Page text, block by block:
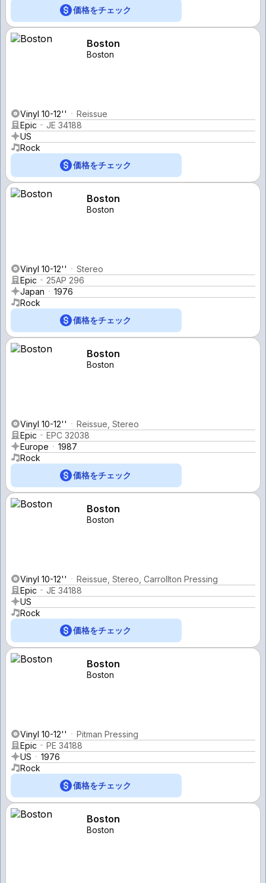
価格をチェック
Boston
Boston
Vinyl 10-12''
Reissue
Epic
JE 34188
US
Rock
価格をチェック
Boston
Boston
Vinyl 10-12''
Stereo
Epic
25AP 296
Japan
1976
Rock
価格をチェック
Boston
Boston
Vinyl 10-12''
Reissue, Stereo
Epic
EPC 32038
Europe
1987
Rock
価格をチェック
Boston
Boston
Vinyl 10-12''
Reissue, Stereo, Carrollton Pressing
Epic
JE 34188
US
Rock
価格をチェック
Boston
Boston
Vinyl 10-12''
Pitman Pressing
Epic
PE 34188
US
1976
Rock
価格をチェック
Boston
Boston